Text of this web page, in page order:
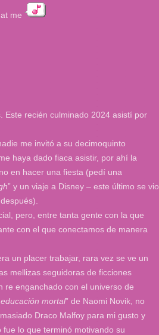
me
Este recién culminado 2024 asistí por
me invitó a su decimoquinto
haya dado fiaca asistir, por ahí la
en hacer una fiesta (pedí una
” y un viaje a Disney – este último se vio
pero, entre tanta gente con la que
con el que conectamos de manera
un placer trabajar, rara vez se ve un
mellizas seguidoras de ficciones
re enganchado con el universo de
mortal” de Naomi Novik, no
Draco Malfoy para mi gusto y
lo que terminó motivando su